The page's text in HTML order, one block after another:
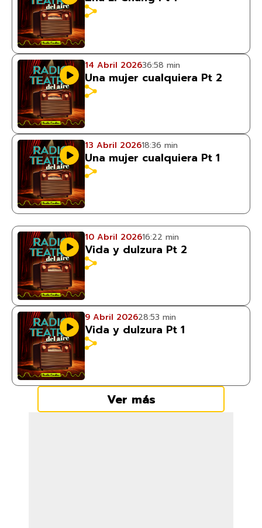
14 Abril 202636:58 min
Una mujer cualquiera Pt 2
13 Abril 202618:36 min
Una mujer cualquiera Pt 1
10 Abril 202616:22 min
Vida y dulzura Pt 2
9 Abril 202628:53 min
Vida y dulzura Pt 1
Ver más